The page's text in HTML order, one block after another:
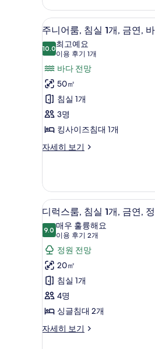
(North
Wing)
사
진
모
두
보
기
침
실
1
개,
금
(North
Wing)
자
세
히
기
주
니
어
룸,
침
실
1
개,
금
다
전
망
사
진
모
두
보
기
8
주니어룸, 침실 1개, 금연,
10.010.0점 만점 중 10점
최고예요
이용 후기 1개
(이
용
후
기
개)
바다 전망
50㎡
침실 1개
3명
킹사이즈침대 1개
자세히 보기
주
침
실
1
개,
금
바
다
전
망
자
히
보
기
디
럭
스
룸,
침
실
1
개,
금
5
디럭스룸, 침실 1개, 금연,
9.09.0점 만점 중 10점
매우 훌륭해요
이용 후기 2개
(이
용
후
기
2
개)
정원 전망
20㎡
침실 1개
4명
싱글침대 2개
자세히 보기
디